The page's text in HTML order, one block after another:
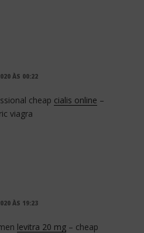
ÀS 00:22
cheap cialis online –
viagra
ÀS 19:23
levitra 20 mg – cheap